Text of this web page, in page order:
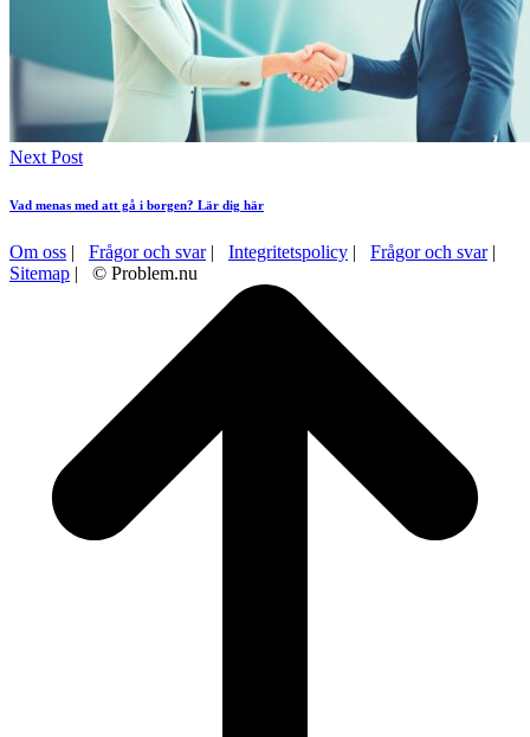
Next Post
Vad menas med att gå i borgen? Lär dig här
Om oss | Frågor och svar| Integritetspolicy | Frågor och svar|
Sitemap | © Problem.nu